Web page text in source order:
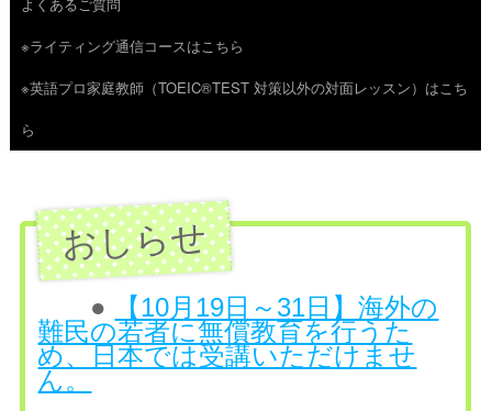
ン
ツ
へ
ス
※ライティング通信コースはこちら
※英語プロ家庭教師（TOEIC®TEST 対策以外の対面レッスン）はこち
ら
●
【10月19日～31日】海外の
難民の若者に無償教育を行うた
め、日本では受講いただけませ
ん。